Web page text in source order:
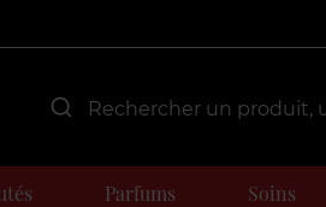
Parfums Soins